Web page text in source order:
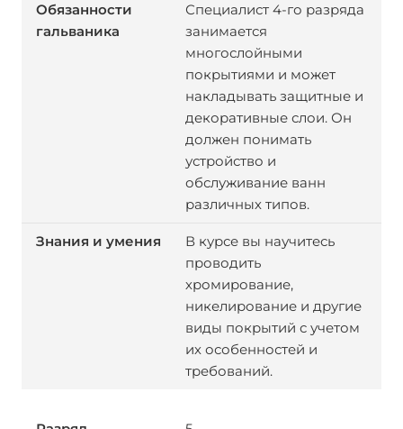
Специалист 4-го разряда
занимается
многослойными
покрытиями и может
накладывать защитные и
декоративные слои. Он
должен понимать
устройство и
обслуживание ванн
различных типов.
В курсе вы научитесь
проводить
хромирование,
никелирование и другие
виды покрытий с учетом
их особенностей и
требований.